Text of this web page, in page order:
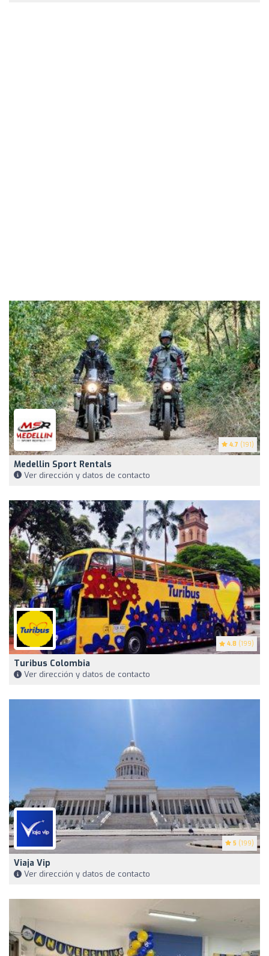
4.7 (191)
Medellin Sport Rentals
Ver dirección y datos de contacto
4.8 (199)
Turibus Colombia
Ver dirección y datos de contacto
5 (199)
Viaja Vip
Ver dirección y datos de contacto